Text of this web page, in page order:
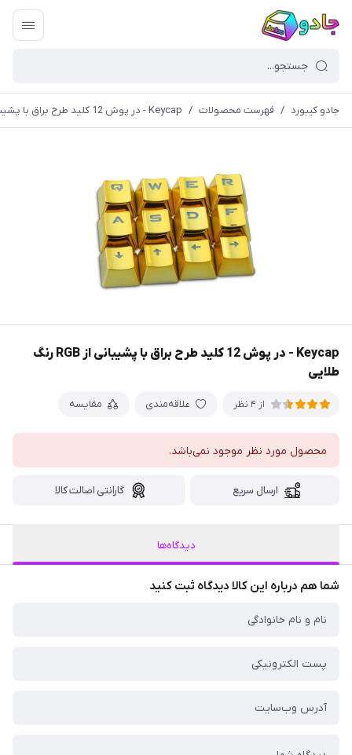
جادو کیبورد / فهرست محصولات / Keycap - در پوش 12 کلید طرح براق با پشیبانی از RGB رنگ طلایی
Keycap - در پوش 12 کلید طرح براق با پشیبانی از RGB رنگ
طلایی
از 4 نظر علاقه‌مندی مقایسه
محصول مورد نظر موجود نمی‌باشد.
ارسال سریع گارانتی اصالت کالا
دیدگاه‌ها
شما هم درباره این کالا دیدگاه ثبت کنید